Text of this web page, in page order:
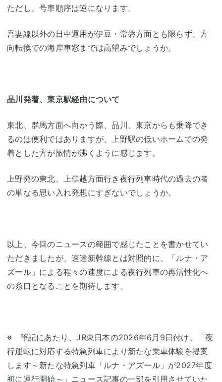
ただし、号車順序は逆になります。
吾妻線以外の日中運用が伊豆・常磐方面とも限らず、方
向転換での海岸車窓までは高望みでしょうか。
品川発着、東京駅経由について
東北、群馬方面へ向かう際、品川、東京からも乗降でき
るのは便利ではありますが、上野駅の低いホームでの発
着とした方が旅情が沸くように感じます。
上野発の東北、上信越方面行き夜行列車時代の過去の者
の単なる思い入れ発想にすぎないでしょうか。
以上、今回のニュースの範囲で感じたことを書かせてい
ただきましたが、速達新幹線とは対照的に、「ルナ・ア
ズール」による程々の速度による夜行列車の再活性化へ
の糸口となることを期待します。
※ 筆記にあたり、JR東日本の2026年6月9日付け、「夜
行運転に対応する特急列車により新たな乗車体験を提案
します～新たな特急列車「ルナ・アズール」が2027年度
初に運行開始～」ニュース記事の一部を引用させていた